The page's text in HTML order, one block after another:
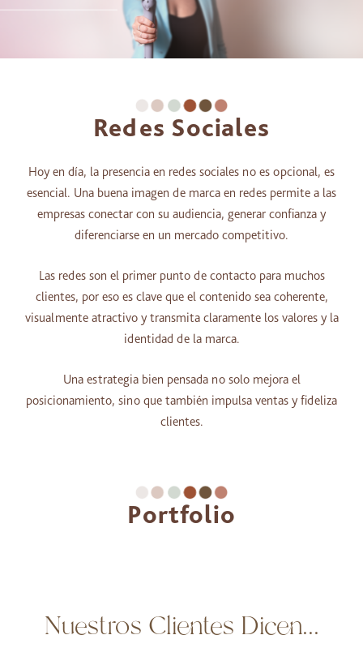
Redes Sociales
Hoy en día, la presencia en redes sociales no es opcional, es
esencial. Una buena imagen de marca en redes permite a las
empresas conectar con su audiencia, generar confianza y
diferenciarse en un mercado competitivo.
Las redes son el primer punto de contacto para muchos
clientes, por eso es clave que el contenido sea coherente,
visualmente atractivo y transmita claramente los valores y la
identidad de la marca.
Una estrategia bien pensada no solo mejora el
posicionamiento, sino que también impulsa ventas y fideliza
clientes.
Portfolio
Sociales
Nuestros Clientes Dicen...